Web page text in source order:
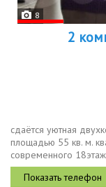
8
2
сдаётся уютная
площадью 55 кв. м.
современного
высота потолков
простора. удобная...